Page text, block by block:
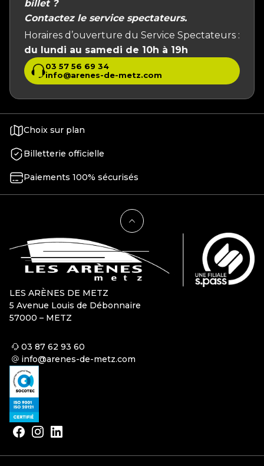
billet ?
Contactez le service spectateurs.
Horaires d’ouverture du Service Spectateurs :
du lundi au samedi de 10h à 19h
03 57 56 69 34
info@arenes-de-metz.com
Choix sur plan
Billetterie officielle
Paiements 100% sécurisés
LES ARÈNES DE METZ
5 Avenue Louis de Débonnaire
57000 – METZ
03 87 62 93 60
info@arenes-de-metz.com